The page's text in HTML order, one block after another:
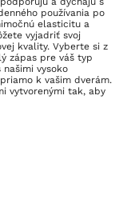
používania po
elasticitu a
vyjadriť svoj
kvality. Vyberte si z
zápas pre váš typ
našimi vysoko
k vašim dverám.
vytvorenými tak, aby